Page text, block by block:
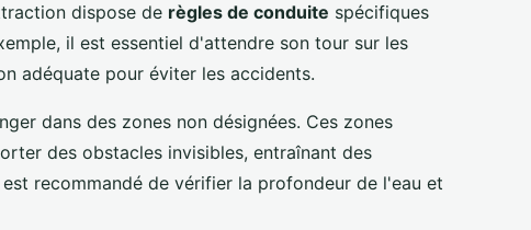
dispose de règles de conduite spécifiques
il est essentiel d'attendre son tour sur les
adéquate pour éviter les accidents.
dans des zones non désignées. Ces zones
des obstacles invisibles, entraînant des
recommandé de vérifier la profondeur de l'eau et